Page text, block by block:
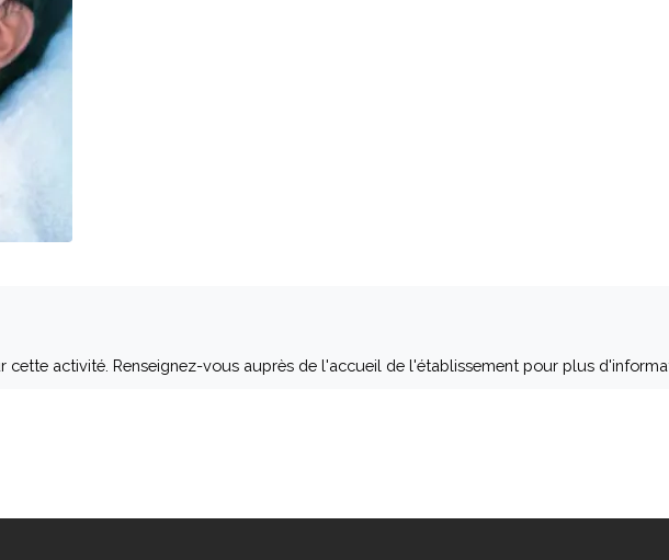
cette activité. Renseignez-vous auprès de l'accueil de l'établissement pour plus